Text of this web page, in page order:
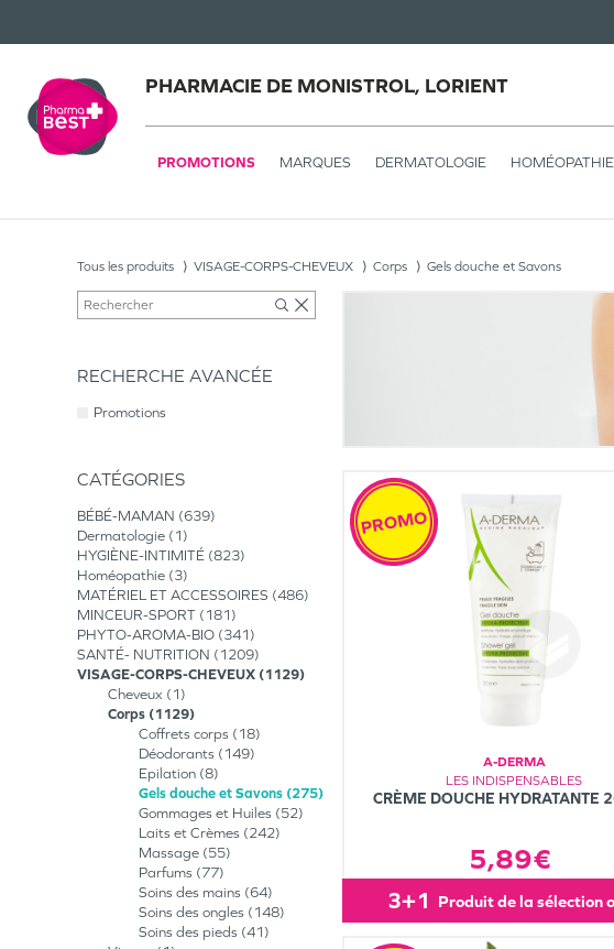
PHARMACIE DE MONISTROL, LORIENT
PROMOTIONS MARQUES DERMATOLOGIE HOMÉOPATHIE
Tous les produits VISAGE-CORPS-CHEVEUX Corps Gels douche et Savons
RECHERCHE AVANCÉE
Promotions
CATÉGORIES
BÉBÉ-MAMAN 639
Dermatologie
1
HYGIÈNE-INTIMITÉ 823
Homéopathie 3
MATÉRIEL ET ACCESSOIRES 486
MINCEUR-SPORT
181
PHYTO-AROMA-BIO 341
SANTÉ- NUTRITION
1209
VISAGE-CORPS-CHEVEUX
1129
Cheveux
1
Corps
1129
Coffrets corps
18
Déodorants
149
Epilation 8
Gels douche et Savons 275
Gommages et Huiles
52
Laits et Crèmes
242
Massage 55
Parfums
77
Soins des mains 64
Soins des ongles
148
Soins des pieds 41
A-DERMA
LES INDISPENSABLES
CRÈME DOUCHE HYDRATANTE
5,89€
PROMO
3+1 produit de la sélection